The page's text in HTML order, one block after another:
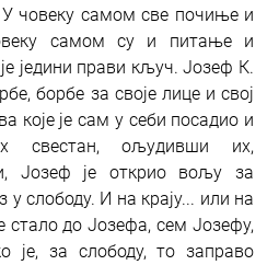
У човеку самом све почиње и
самом су и питање и
једини прави кључ.Јозеф К.
борбе за своје лице и свој
које је сам у себи посадио и
свестан, ољудивши их,
Јозеф је открио вољу за
у слободу. И на крају... или на
стало до Јозефа, сем Јозефу,
је, за слободу, то заправо